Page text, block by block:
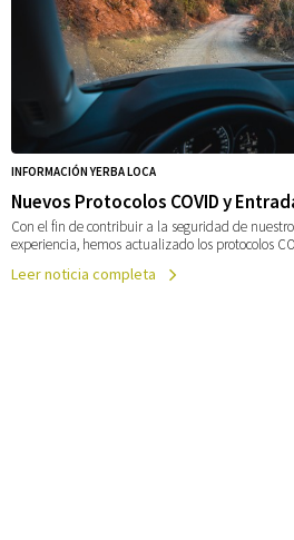
INFORMACIÓN YERBA LOCA
Nuevos Protocolos COVID y
Con el fin de contribuir a la seguridad de
experiencia, hemos actualizado los protocolos
Leer noticia completa